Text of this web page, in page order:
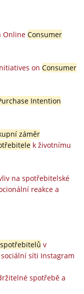
Online Consumer
on Consumer
Intention
záměr
k životnímu
na spotřebitelské
reakce a
v
síti Instagram
spotřebě a